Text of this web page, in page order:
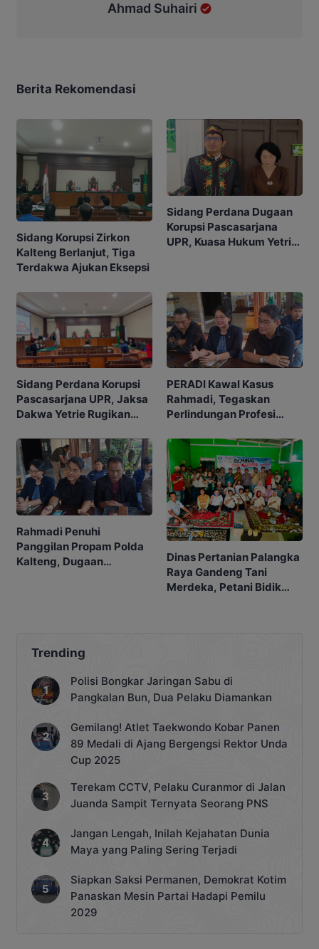
Ahmad Suhairi
Berita Rekomendasi
Sidang Korupsi Zirkon
Kalteng Berlanjut, Tiga
Terdakwa Ajukan Eksepsi
Sidang Perdana Dugaan
Korupsi Pascasarjana
UPR, Kuasa Hukum Yetrie
Sidang Perdana Korupsi
Pascasarjana UPR, Jaksa
Dakwa Yetrie Rugikan
PERADI Kawal Kasus
Rahmadi, Tegaskan
Perlindungan Profesi
Rahmadi Penuhi
Panggilan Propam Polda
Kalteng, Dugaan
Dinas Pertanian Palangka
Raya Gandeng Tani
Merdeka, Petani Bidik
Trending
Polisi Bongkar Jaringan Sabu di
Pangkalan Bun, Dua Pelaku Diamankan
Gemilang! Atlet Taekwondo Kobar Panen
89 Medali di Ajang Bergengsi Rektor Unda
Cup 2025
Terekam CCTV, Pelaku Curanmor di Jalan
Juanda Sampit Ternyata Seorang PNS
Jangan Lengah, Inilah Kejahatan Dunia
Maya yang Paling Sering Terjadi
Siapkan Saksi Permanen, Demokrat Kotim
Panaskan Mesin Partai Hadapi Pemilu
2029